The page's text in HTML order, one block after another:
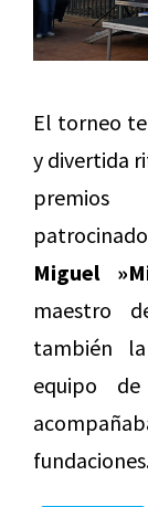
El torneo
y divertida
Miguel
maestro
también la
equipo de